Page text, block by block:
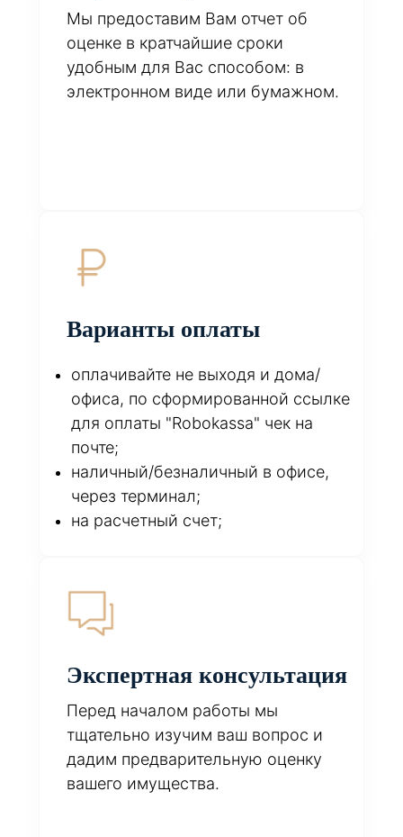
Мы предоставим Вам отчет об
оценке в кратчайшие сроки
удобным для Вас способом: в
электронном виде или бумажном.
Варианты оплаты
оплачивайте не выходя и дома/
офиса, по сформированной ссылке
для оплаты "Robokassa" чек на
почте;
наличный/безналичный в офисе,
через терминал;
на расчетный счет;
Экспертная консультация
Перед началом работы мы
тщательно изучим ваш вопрос и
дадим предварительную оценку
вашего имущества.